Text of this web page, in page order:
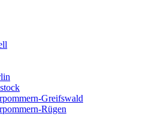
Greifswald
Rügen